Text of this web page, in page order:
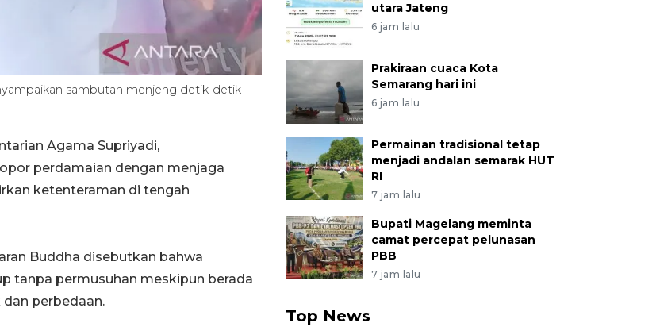
sambutan menjeng detik-detik
Agama Supriyadi,
perdamaian dengan menjaga
ketenteraman di tengah
Buddha disebutkan bahwa
tanpa permusuhan meskipun berada
perbedaan.
utara Jateng
6 jam lalu
Prakiraan cuaca Kota
Semarang hari ini
6 jam lalu
Permainan tradisional tetap
menjadi andalan semarak HUT
RI
7 jam lalu
Bupati Magelang meminta
camat percepat pelunasan
PBB
7 jam lalu
Top News